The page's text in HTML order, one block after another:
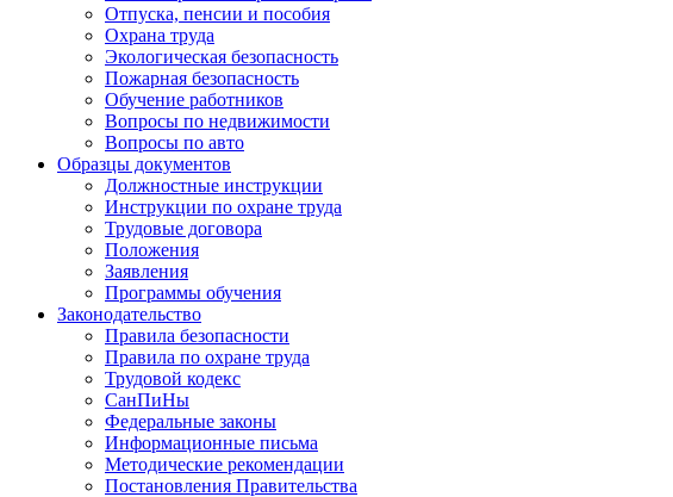
Отпуска, пенсии и пособия
Охрана труда
Экологическая безопасность
Пожарная безопасность
Обучение работников
Вопросы по недвижимости
Вопросы по авто
Образцы документов
Должностные инструкции
Инструкции по охране труда
Трудовые договора
Положения
Заявления
Программы обучения
Законодательство
Правила безопасности
Правила по охране труда
Трудовой кодекс
СанПиНы
Федеральные законы
Информационные письма
Методические рекомендации
Постановления Правительства